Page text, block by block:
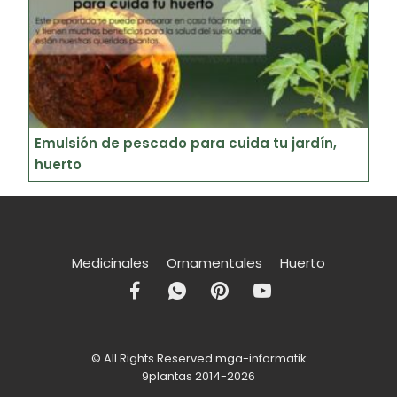
Emulsión de pescado para cuida tu jardín,
huerto
Medicinales Ornamentales Huerto
© All Rights Reserved mga-informatik
9plantas 2014-2026